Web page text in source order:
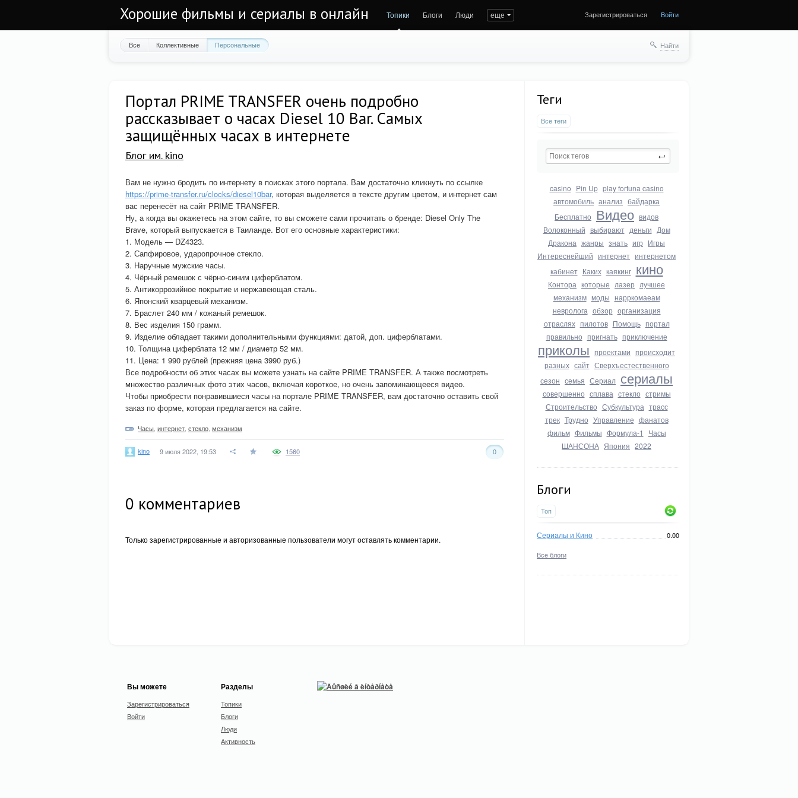
Хорошие фильмы и сериалы в онлайн Топики Блоги Люди еще Зарегистрироваться Войти
Все Коллективные Персональные Найти
Теги
Все теги
casino Pin Up play fortuna casino
автомобиль анализ байдарка
Бесплатно Видео видов
Волоконный выбирают деньги Дом
Дракона жанры знать игр Игры
Интереснейший интернет интернетом
кабинет Каких каякинг кино
Контора которые лазер лучшее
механизм моды нарркомаеам
невролога обзор организация
отраслях пилотов Помощь портал
правильно пригнать приключение
приколы проектами происходит
разных сайт Сверхъестественного
сезон семья Сериал сериалы
совершенно сплава стекло стримы
Строительство Субкультура трасс
трек Трудно Управление фанатов
фильм Фильмы Формула-1
Часы
ШАНСОНА Япония 2022
Блоги
Топ
Сериалы и Кино 0.00
Все блоги
Портал PRIME TRANSFER очень подробно
рассказывает о часах Diesel 10 Bar. Самых
защищённых часах в интернете
Блог им. kino
Вам не нужно бродить по интернету в поисках этого портала. Вам достаточно кликнуть по ссылке
https://prime-transfer.ru/clocks/diesel10bar, которая выделяется в тексте другим цветом, и интернет сам
вас перенесёт на сайт PRIME TRANSFER.
Ну, а когда вы окажетесь на этом сайте, то вы сможете сами прочитать о бренде: Diesel Only The
Brave, который выпускается в Таиланде. Вот его основные характеристики:
1. Модель — DZ4323.
2. Сапфировое, ударопрочное стекло.
3. Наручные мужские часы.
4. Чёрный ремешок с чёрно-синим циферблатом.
5. Антикоррозийное покрытие и нержавеющая сталь.
6. Японский кварцевый механизм.
7. Браслет 240 мм / кожаный ремешок.
8. Вес изделия 150 грамм.
9. Изделие обладает такими дополнительными функциями: датой, доп. циферблатами.
10. Толщина циферблата 12 мм / диаметр 52 мм.
11. Цена: 1 990 рублей (прежняя цена 3990 руб.)
Все подробности об этих часах вы можете узнать на сайте PRIME TRANSFER. А также посмотреть
множество различных фото этих часов, включая короткое, но очень запоминающееся видео.
Чтобы приобрести понравившиеся часы на портале PRIME TRANSFER, вам достаточно оставить свой
заказ по форме, которая предлагается на сайте.
Часы интернет стекло механизм
kino 9 июля 2022, 19:53 0
1560
0 комментариев
Только зарегистрированные и авторизованные пользователи могут оставлять комментарии.
Вы можете
Зарегистрироваться
Войти
Разделы
Топики
Блоги
Люди
Активность